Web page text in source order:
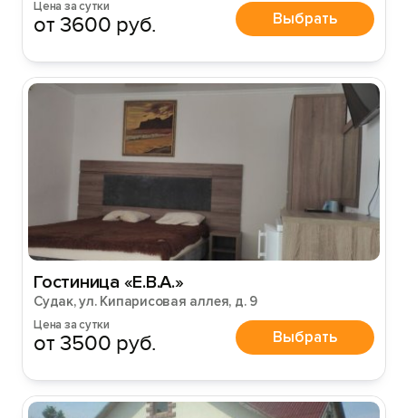
Цена за сутки
от 3600 руб. Выбрать
Гостиница «Е.В.А.»
Судак, ул. Кипарисовая аллея, д. 9
Цена за сутки
от 3500 руб. Выбрать